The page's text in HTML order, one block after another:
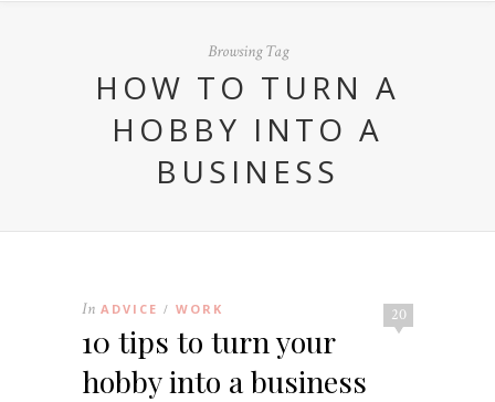
Browsing Tag
HOW TO TURN A
HOBBY INTO A
BUSINESS
20
In ADVICE / WORK
10 tips to turn your
hobby into a business